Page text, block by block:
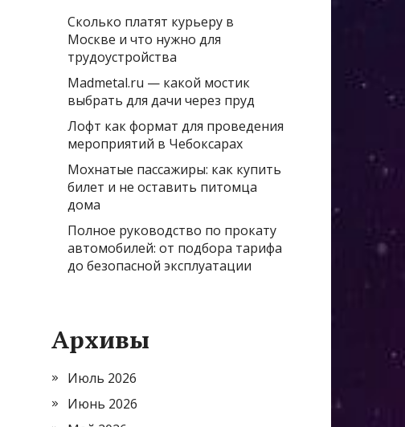
Сколько платят курьеру в
Москве и что нужно для
трудоустройства
Madmetal.ru — какой мостик
выбрать для дачи через пруд
Лофт как формат для проведения
мероприятий в Чебоксарах
Мохнатые пассажиры: как купить
билет и не оставить питомца
дома
Полное руководство по прокату
автомобилей: от подбора тарифа
до безопасной эксплуатации
Архивы
Июль 2026
Июнь 2026